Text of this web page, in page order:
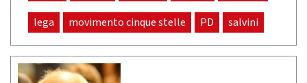
lega movimento cinque stelle PD salvini